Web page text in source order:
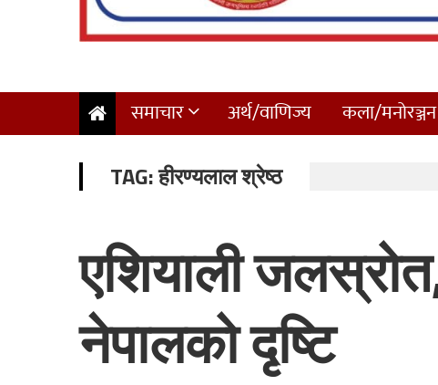
समाचार अर्थ/वाणिज्य कला/मनोरञ्जन
TAG:हीरण्यलाल श्रेष्ठ
एशियाली
नेपालको दृष्टि